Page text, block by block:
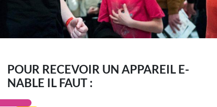
POUR RECEVOIR UN APPAREIL E-
NABLE IL FAUT :